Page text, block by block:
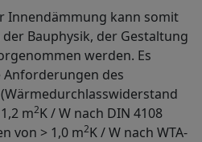
Innendämmung kann somit
Bauphysik, der Gestaltung
werden. Es
des
m2K / W nach DIN 4108
von > 1,0 m2K / W nach WTA-